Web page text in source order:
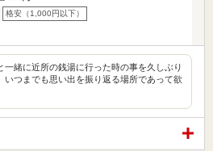
格安（1,000円以下）
一緒に近所の銭湯に行った時の事を久しぶり
つまでも思い出を振り返る場所であって欲